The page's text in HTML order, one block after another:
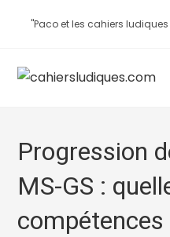
"Paco et les cahiers
Progression
MS-GS :